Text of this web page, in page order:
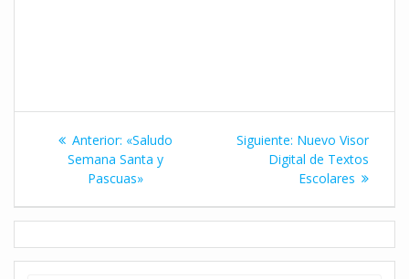
Navegación
entradas
Anterior: Entrada
anterior:
«Saludo
Semana Santa y
Pascuas»
Siguiente: Siguiente
entrada:
Nuevo Visor
Digital de Textos
Escolares